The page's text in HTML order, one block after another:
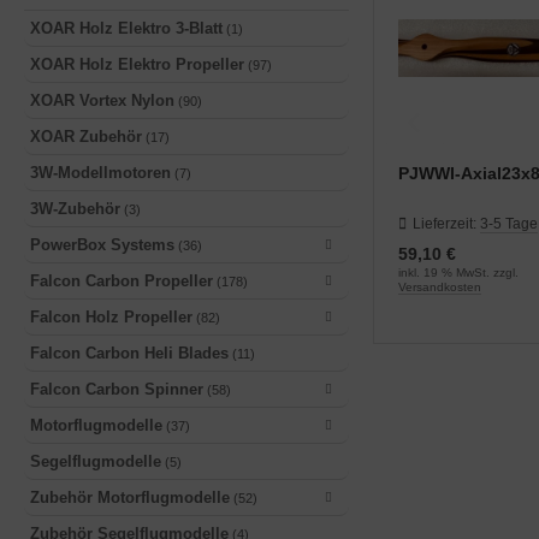
XOAR Holz Elektro 3-Blatt (1)
XOAR Holz Elektro Propeller (97)
XOAR Vortex Nylon (90)
XOAR Zubehör (17)
3W-Modellmotoren (7)
3W-Zubehör (3)
PowerBox Systems (36)
Falcon Carbon Propeller (178)
Falcon Holz Propeller (82)
Falcon Carbon Heli Blades (11)
Falcon Carbon Spinner (58)
Motorflugmodelle (37)
Segelflugmodelle (5)
Zubehör Motorflugmodelle (52)
Zubehör Segelflugmodelle (4)
PJWWI-Axial23x8
Lieferzeit: 3-5 Tage
59,10 €
inkl. 19 % MwSt. zzgl.
Versandkosten